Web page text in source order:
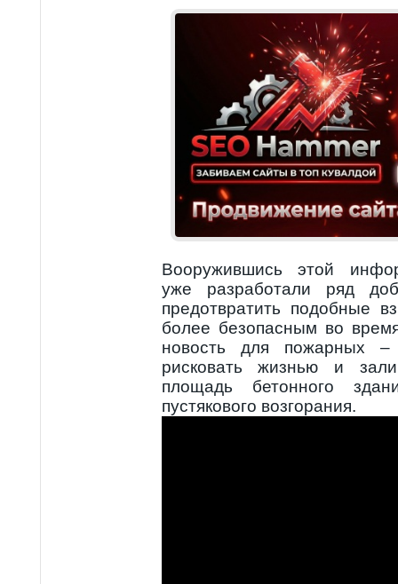
Вооружившись этой
уже разработали ряд
предотвратить подобные
более безопасным во
новость для пожарных
рисковать жизнью и
площадь бетонного
пустякового возгорания.